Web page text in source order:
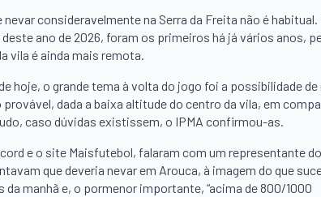
consideravelmente na Serra da Freita não é
ano de 2026, foram os primeiros há já vários anos,
vila é ainda mais remota.
hoje, o grande tema à volta do jogo foi a possibilidade de
dada a baixa altitude do centro da vila, em
caso dúvidas existissem, o IPMA confirmou-as.
e o site Maisfutebol, falaram com um representante
que deveria nevar em Arouca, à imagem do que
manhã e, o pormenor importante, “acima de 800/1000